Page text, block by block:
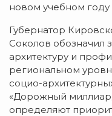
новом учебном
Губернатор
Соколов обозначил
архитектуру и
региональном
социо-
«Дорожный
определяют